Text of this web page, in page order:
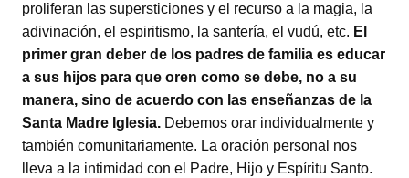
proliferan las supersticiones y el recurso a la magia, la
adivinación, el espiritismo, la santería, el vudú, etc. El
primer gran deber de los padres de familia es educar
a sus hijos para que oren como se debe, no a su
manera, sino de acuerdo con las enseñanzas de la
Santa Madre Iglesia. Debemos orar individualmente y
también comunitariamente. La oración personal nos
lleva a la intimidad con el Padre, Hijo y Espíritu Santo.